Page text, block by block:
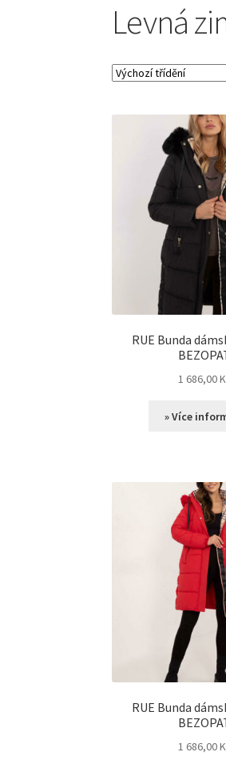
Levná
RUE Bunda
1 686,00
» Více
RUE Bunda
1 686,00